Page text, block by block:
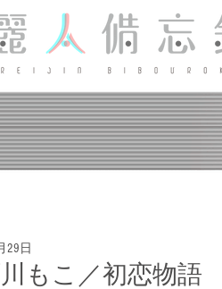
もこ／初恋物語
29日